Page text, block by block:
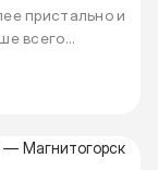
пристально и
всего